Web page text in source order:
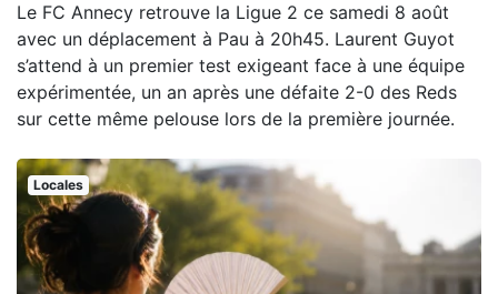
Le FC Annecy retrouve la Ligue 2 ce samedi 8 août
avec un déplacement à Pau à 20h45. Laurent Guyot
s’attend à un premier test exigeant face à une équipe
expérimentée, un an après une défaite 2-0 des Reds
sur cette même pelouse lors de la première journée.
Locales